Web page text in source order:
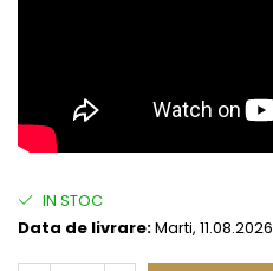
IN STOC
Data de livrare:Marti, 11.08.2026